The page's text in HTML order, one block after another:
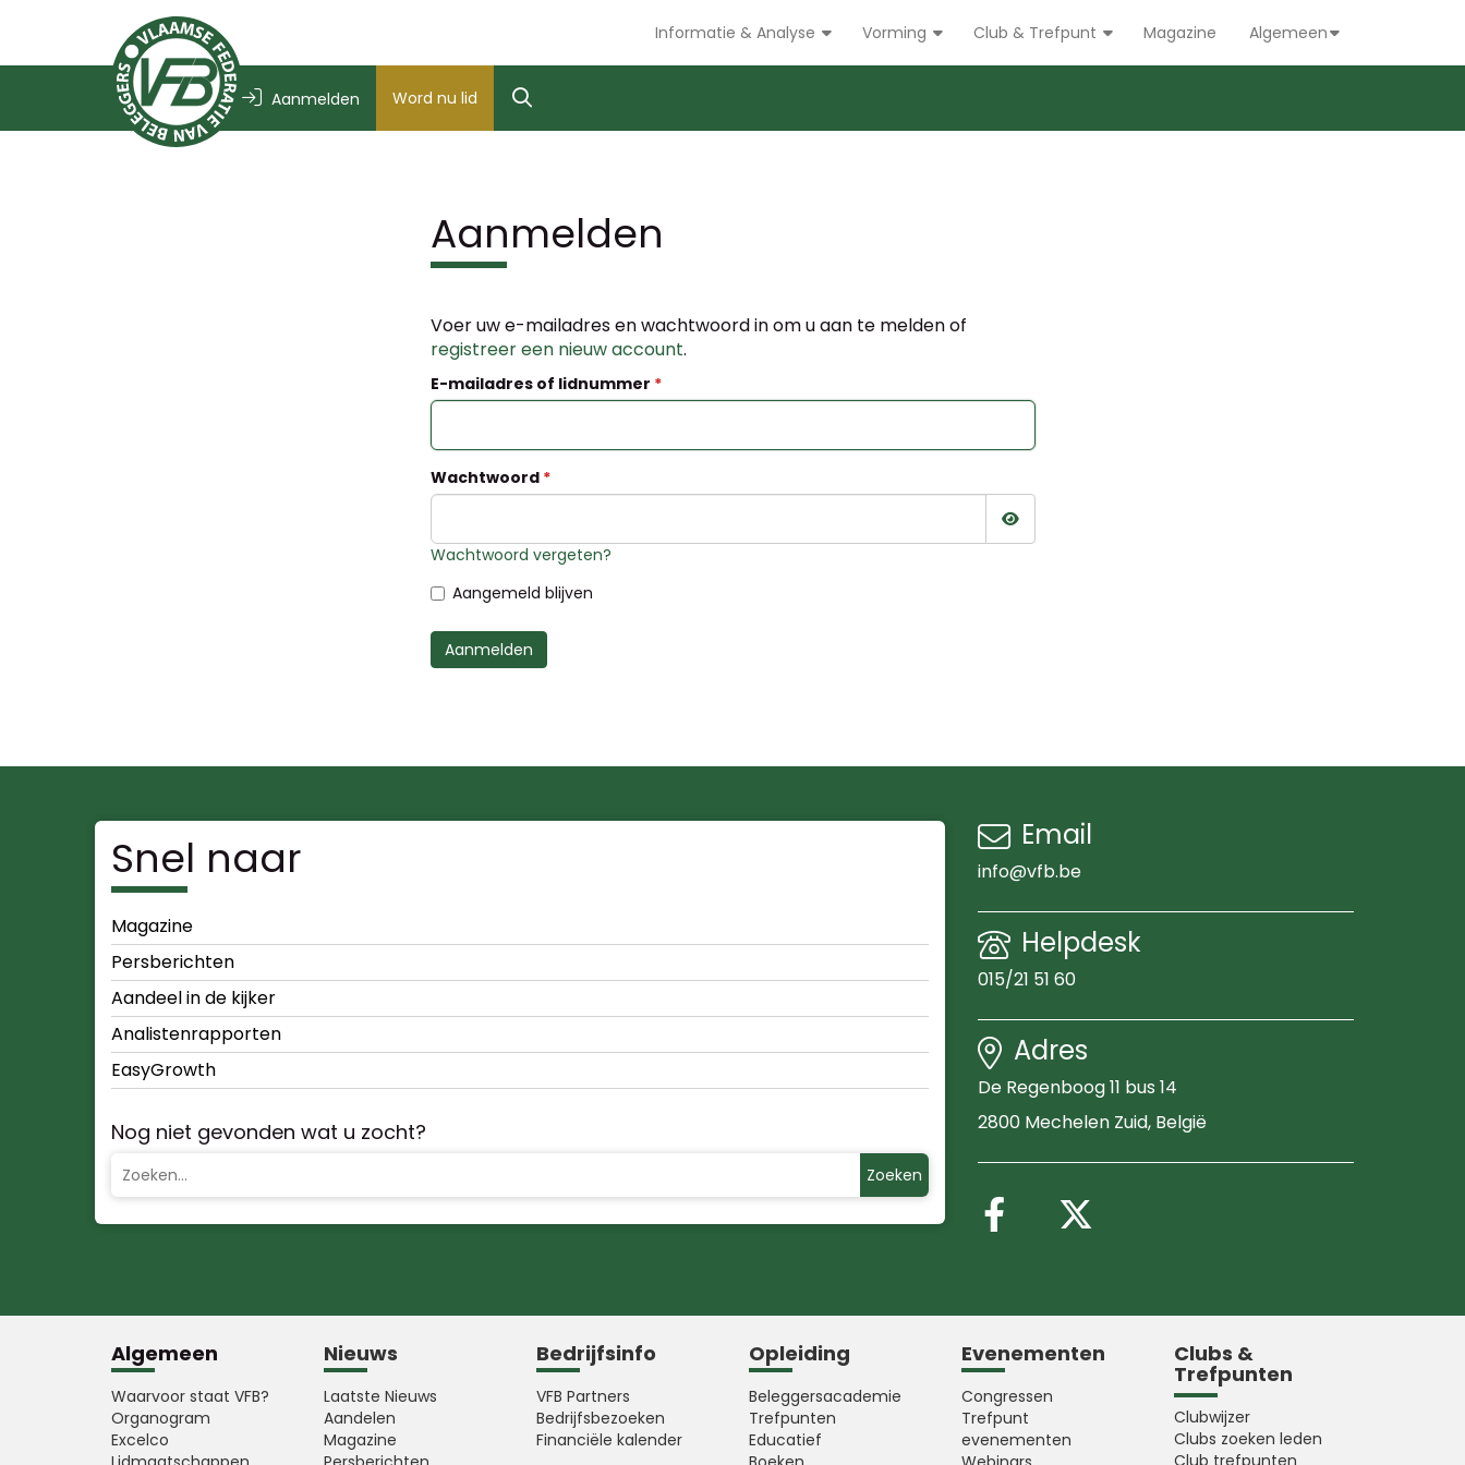
Informatie & Analyse Vorming Club & Trefpunt Magazine Algemeen
Aanmelden Word nu lid
Aanmelden
Voer uw e-mailadres en wachtwoord in om u aan te melden of
registreer een nieuw account.
E-mailadres of lidnummer
Wachtwoord
Wachtwoord tonen
Wachtwoord vergeten?
Aangemeld blijven
Aanmelden
Snel naar
Magazine
Persberichten
Aandeel in de kijker
Analistenrapporten
EasyGrowth
Nog niet gevonden wat u zocht?
Zoeken
Email
info@vfb.be
Helpdesk
015/21 51 60
Adres
De Regenboog 11 bus 14
2800 Mechelen Zuid, België
Volg ons op Facebook
Algemeen
Waarvoor staat VFB?
Organogram
Excelco
Nieuws
Laatste Nieuws
Aandelen
Magazine
Bedrijfsinfo
VFB Partners
Bedrijfsbezoeken
Financiële kalender
Opleiding
Beleggersacademie
Trefpunten
Educatief
Evenementen
Congressen
Trefpunt
evenementen
Clubs &
Trefpunten
Clubwijzer
Clubs zoeken leden
Club trefpunten